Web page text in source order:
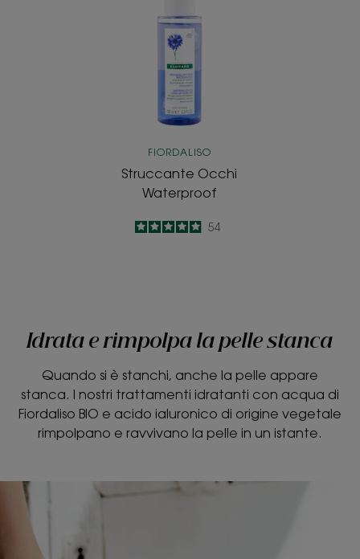
Waterproof
FIORDALISO
Struccante Occhi
Waterproof
4.9
/
5
54
Idrata e rimpolpa la pelle stanca
Quando si è stanchi, anche la pelle appare
stanca. I nostri trattamenti idratanti con acqua di
Fiordaliso BIO e acido ialuronico di origine vegetale
rimpolpano e ravvivano la pelle in un istante.